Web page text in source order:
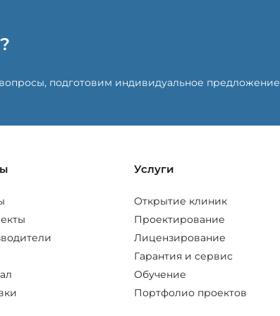
подготовим индивидуальное предложение
Услуги
Открытие клиник
Проектирование
Лицензирование
Гарантия и сервис
Обучение
Портфолио проектов